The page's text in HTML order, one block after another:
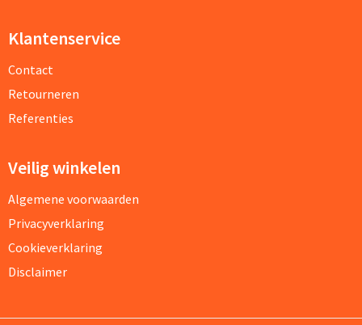
Klantenservice
Contact
Retourneren
Referenties
Veilig winkelen
Algemene voorwaarden
Privacyverklaring
Cookieverklaring
Disclaimer